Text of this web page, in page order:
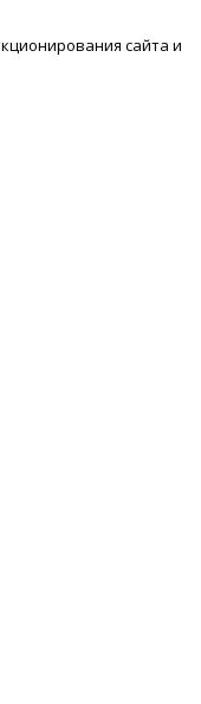
сайта и